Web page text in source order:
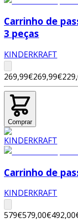
Carrinho de
3 peças
KINDERKRAFT
269,99€269,99€
Comprar
Carrinho de
KINDERKRAFT
579€579,00€